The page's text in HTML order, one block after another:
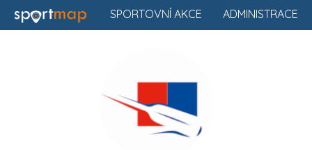
ADMINISTRACE
SPORTOVNÍ AKCE